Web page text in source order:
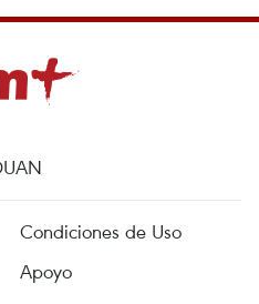
Condiciones de Uso
Apoyo